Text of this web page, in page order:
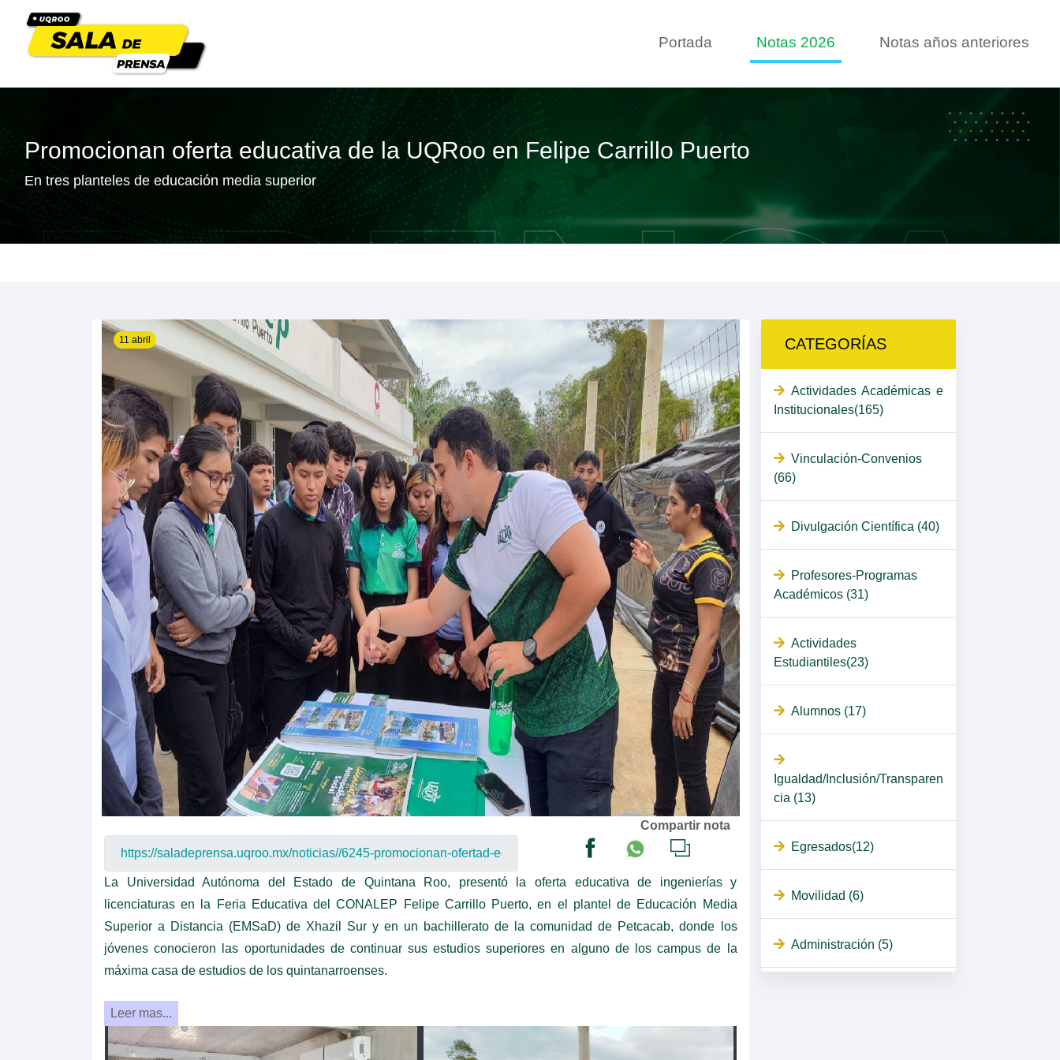
Portada Notas 2026 Notas años anteriores
Promocionan oferta educativa de la UQRoo en Felipe Carrillo Puerto
En tres planteles de educación media superior
11 abril
Compartir nota
La Universidad Autónoma del Estado de Quintana Roo, presentó la oferta educativa de ingenierías y
licenciaturas en la Feria Educativa del CONALEP Felipe Carrillo Puerto, en el plantel de Educación Media
Superior a Distancia (EMSaD) de Xhazil Sur y en un bachillerato de la comunidad de Petcacab, donde los
jóvenes conocieron las oportunidades de continuar sus estudios superiores en alguno de los campus de la
máxima casa de estudios de los quintanarroenses.
Leer mas...
CATEGORÍAS
Actividades Académicas e
Institucionales(165)
Vinculación-Convenios
(66)
Divulgación Científica (40)
Profesores-Programas
Académicos (31)
Actividades
Estudiantiles(23)
Alumnos (17)
Igualdad/Inclusión/Transparen
cia (13)
Egresados(12)
Movilidad (6)
Administración (5)